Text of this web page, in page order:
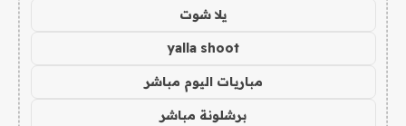
يلا شوت
yalla shoot
مباريات اليوم مباشر
برشلونة مباشر